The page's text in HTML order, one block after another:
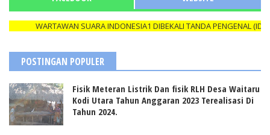
WARTAWAN SUARA INDONESIA1 DIBEKALI TANDA PENGENAL (ID
POSTINGAN POPULER
Fisik Meteran Listrik Dan fisik RLH Desa Waitaru
Kodi Utara Tahun Anggaran 2023 Terealisasi Di
Tahun 2024.